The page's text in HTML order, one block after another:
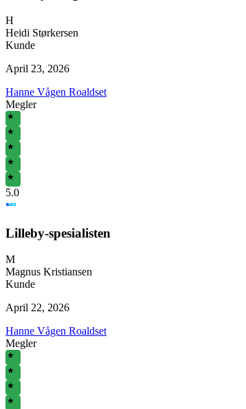
H
Heidi Størkersen
Kunde
April 23, 2026
Hanne Vågen Roaldset
Megler
★
★
★
★
★
5.0
Lilleby-spesialisten
M
Magnus Kristiansen
Kunde
April 22, 2026
Hanne Vågen Roaldset
Megler
★
★
★
★